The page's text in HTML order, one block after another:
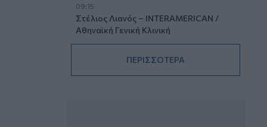
09:15
Στέλιος Λιανός – INTERAMERICAN /
Αθηναϊκή Γενική Κλινική
ΠΕΡΙΣΣΟΤΕΡΑ